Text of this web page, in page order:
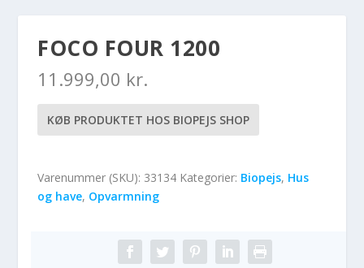
FOCO FOUR 1200
11.999,00 kr.
KØB PRODUKTET HOS BIOPEJS SHOP
Varenummer (SKU): 33134 Kategorier: Biopejs, Hus
og have, Opvarmning